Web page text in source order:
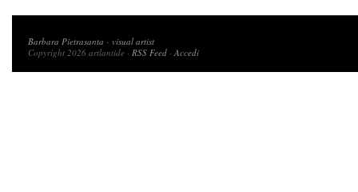
Barbara Pietrasanta - visual artist
Copyright 2026 artlantide · RSS Feed ·Accedi